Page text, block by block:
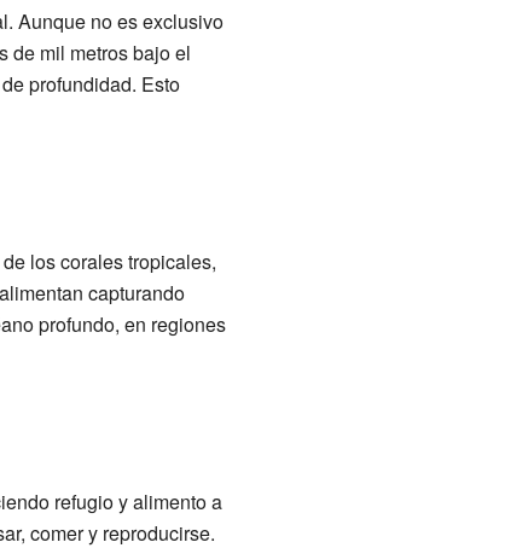
Aunque no es exclusivo
de mil metros bajo el
profundidad. Esto
los corales tropicales,
capturando
profundo, en regiones
refugio y alimento a
comer y reproducirse.